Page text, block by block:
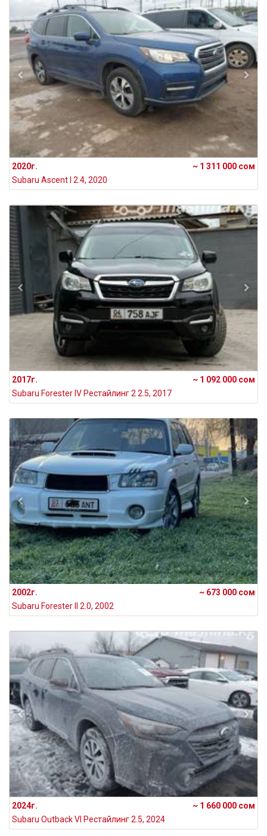
2020г.
~ 1 311 000 сом
Subaru Ascent I 2.4, 2020
2017г.
~ 1 092 000 сом
Subaru Forester IV Рестайлинг 2 2.5, 2017
2002г.
~ 673 000 сом
Subaru Forester II 2.0, 2002
2024г.
~ 1 660 000 сом
Subaru Outback VI Рестайлинг 2.5, 2024